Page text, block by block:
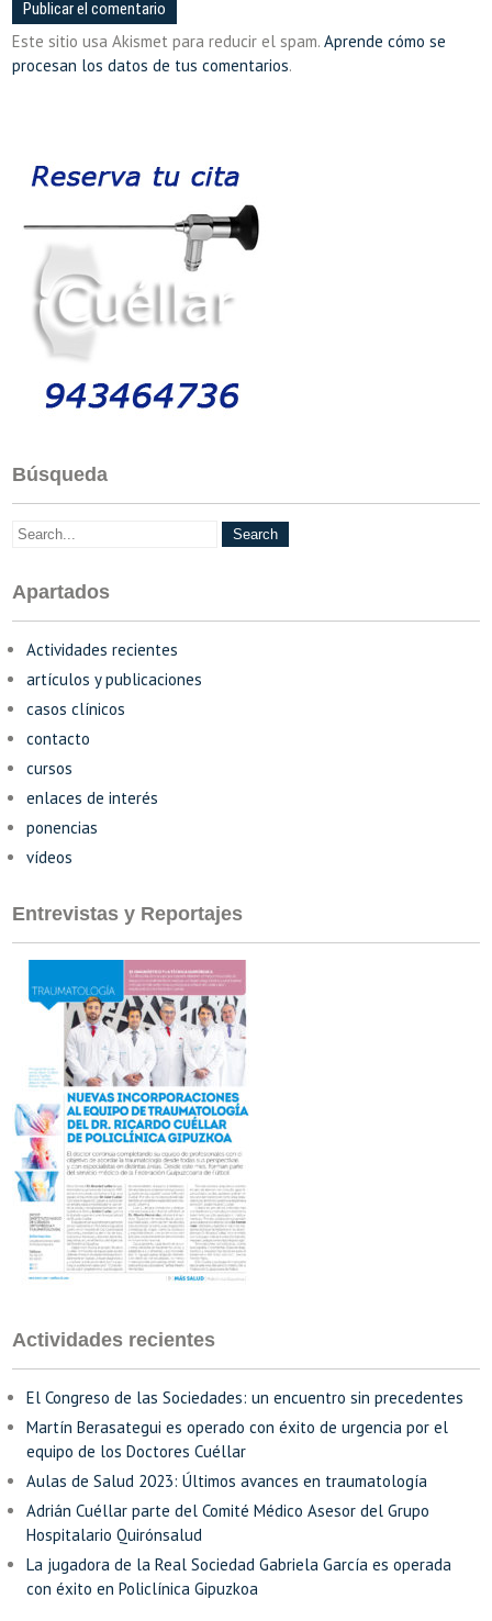
Este sitio usa Akismet para reducir el spam.Aprende cómo se
procesan los datos de tus comentarios.
Búsqueda
Apartados
Actividades recientes
artículos y publicaciones
casos clínicos
contacto
cursos
enlaces de interés
ponencias
vídeos
Entrevistas y Reportajes
Actividades recientes
El Congreso de las Sociedades: un encuentro sin precedentes
Martín Berasategui es operado con éxito de urgencia por el
equipo de los Doctores Cuéllar
Aulas de Salud 2023: Últimos avances en traumatología
Adrián Cuéllar parte del Comité Médico Asesor del Grupo
Hospitalario Quirónsalud
La jugadora de la Real Sociedad Gabriela García es operada
con éxito en Policlínica Gipuzkoa